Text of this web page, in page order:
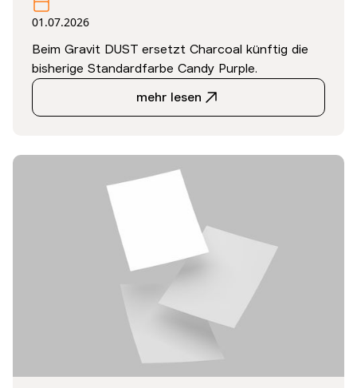
01.07.2026
Beim Gravit DUST ersetzt Charcoal künftig die
bisherige Standardfarbe Candy Purple.
mehr lesen